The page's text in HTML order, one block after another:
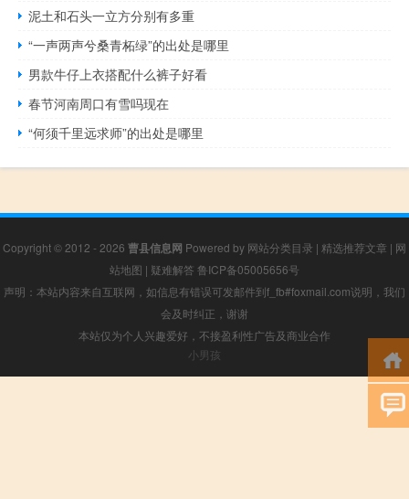
泥土和石头一立方分别有多重
“一声两声兮桑青柘绿”的出处是哪里
男款牛仔上衣搭配什么裤子好看
春节河南周口有雪吗现在
“何须千里远求师”的出处是哪里
Copyright © 2012 - 2026 曹县信息网 Powered by 网站分类目录 | 精选推荐文章 | 网
站地图 | 疑难解答 鲁ICP备05005656号
声明：本站内容来自互联网，如信息有错误可发邮件到f_fb#foxmail.com说明，我们
会及时纠正，谢谢
本站仅为个人兴趣爱好，不接盈利性广告及商业合作
小男孩